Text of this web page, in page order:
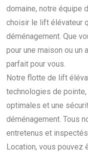
domaine, notre équipe
choisir le lift élévateur
déménagement. Que
pour une maison ou un
parfait pour vous.
Notre flotte de lift
technologies de
optimales et une
déménagement. Tous
entretenus et
Location, vous pouvez